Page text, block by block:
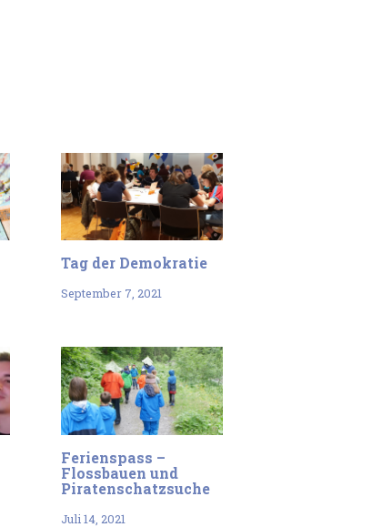
Tag der Demokratie
September 7, 2021
Ferienspass –
Flossbauen und
Piratenschatzsuche
Juli 14, 2021